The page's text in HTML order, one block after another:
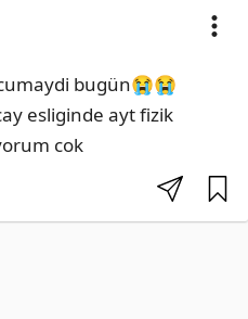
bugün😭😭
esliginde ayt fizik
cok